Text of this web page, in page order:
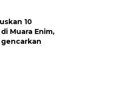
10
Muara Enim,